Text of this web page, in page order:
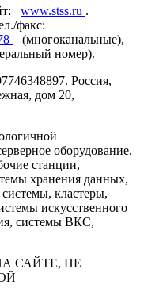
www.stss.ru .
факс:
(многоканальные),
номер).
Россия,
дом 20,
оборудование,
станции,
хранения данных,
кластеры,
искусственного
системы ВКС,
САЙТЕ, НЕ